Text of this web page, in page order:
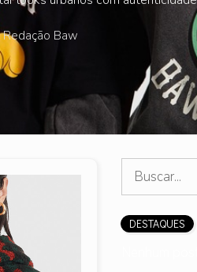
Redação Baw
Pesquisar
DESTAQUES